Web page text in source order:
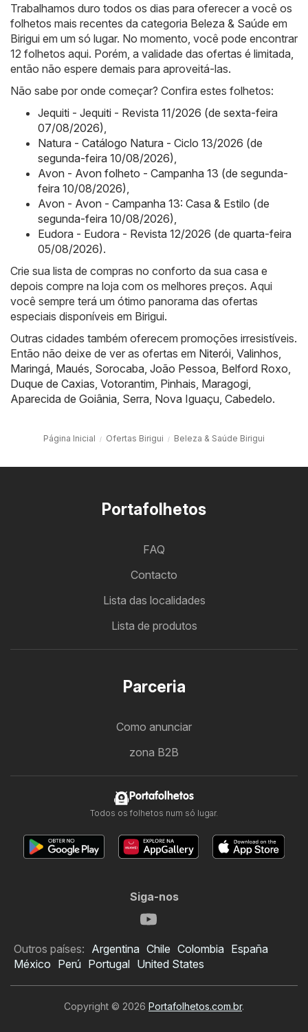
Trabalhamos duro todos os dias para oferecer a você os
folhetos mais recentes da categoria Beleza & Saúde em
Birigui em um só lugar. No momento, você pode encontrar
12 folhetos aqui. Porém, a validade das ofertas é limitada,
então não espere demais para aproveitá-las.
Não sabe por onde começar? Confira estes folhetos:
Jequiti - Jequiti - Revista 11/2026 (de sexta-feira
07/08/2026)
Natura - Catálogo Natura - Ciclo 13/2026 (de
segunda-feira 10/08/2026)
Avon - Avon folheto - Campanha 13 (de segunda-
feira 10/08/2026)
Avon - Avon - Campanha 13: Casa & Estilo (de
segunda-feira 10/08/2026)
Eudora - Eudora - Revista 12/2026 (de quarta-feira
05/08/2026).
Crie sua lista de compras no conforto da sua casa e
depois compre na loja com os melhores preços. Aqui
você sempre terá um ótimo panorama das ofertas
especiais disponíveis em Birigui.
Outras cidades também oferecem promoções irresistíveis.
Então não deixe de ver as ofertas em Niterói Valinhos
Maringá Maués Sorocaba João Pessoa Belford Roxo
Duque de Caxias Votorantim Pinhais Maragogi
Aparecida de Goiânia Serra Nova Iguaçu Cabedelo.
Página Inicial Ofertas Birigui Beleza & Saúde Birigui
Portafolhetos
FAQ
Contacto
Lista das localidades
Lista de produtos
Parceria
Como anunciar
zona B2B
Portafolhetos
Todos os folhetos num só lugar.
Siga-nos
Outros países: Argentina Chile Colombia España
México Perú Portugal United States
Copyright © 2026 Portafolhetos.com.br.